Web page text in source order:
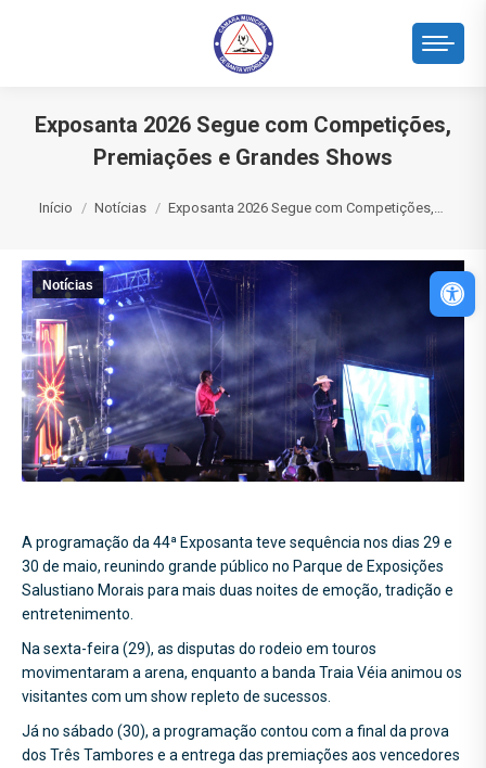
Exposanta 2026 Segue com Competições,
Premiações e Grandes Shows
Início Notícias Exposanta 2026 Segue com Competições,…
Notícias
A programação da 44ª Exposanta teve sequência nos dias 29 e
30 de maio, reunindo grande público no Parque de Exposições
Salustiano Morais para mais duas noites de emoção, tradição e
entretenimento.
Na sexta-feira (29), as disputas do rodeio em touros
movimentaram a arena, enquanto a banda Traia Véia animou os
visitantes com um show repleto de sucessos.
Já no sábado (30), a programação contou com a final da prova
dos Três Tambores e a entrega das premiações aos vencedores